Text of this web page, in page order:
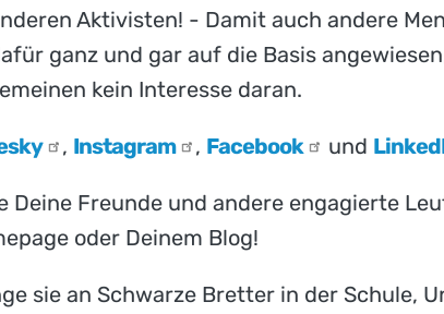
Aktivisten! - Damit auch andere
ganz und gar auf die Basis
kein Interesse daran.
, Instagram , Facebook und
Deine Freunde und andere engagierte
oder Deinem Blog!
sie an Schwarze Bretter in der Schule,